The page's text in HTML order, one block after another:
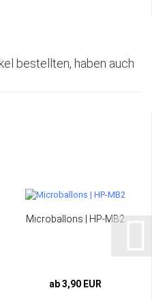
bestellten, haben auch
Microballons | HP-MB2
ab 3,90 EUR